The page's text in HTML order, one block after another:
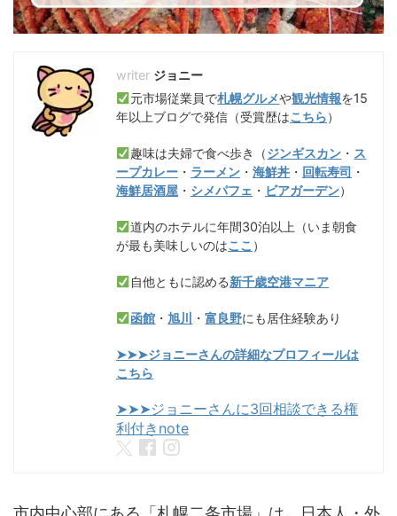
ジョニー
元市場従業員で札幌グルメや観光情報を15
年以上ブログで発信（受賞歴はこちら）
趣味は夫婦で食べ歩き（ジンギスカン ・ ス
ープカレー ・ ラーメン ・ 海鮮丼 ・ 回転寿司 ・
海鮮居酒屋 ・ シメパフェ ・ ビアガーデン）
道内のホテルに年間30泊以上（いま朝食
が最も美味しいのはここ ）
自他ともに認める新千歳空港マニア
函館 ・旭川 ・富良野にも居住経験あり
➤➤➤ジョニーさんの詳細なプロフィールは
こちら
➤➤➤ジョニーさんに3回相談できる権
利付きnote